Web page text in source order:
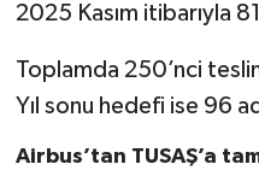
2025 Kasım itibarıyla
Toplamda 250’nci
Yıl sonu hedefi ise 96
Airbus’tan TUSAŞ’a